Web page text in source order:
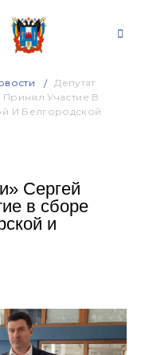
Депутат
Участие В
И Белгородской
Сергей
в сборе
и